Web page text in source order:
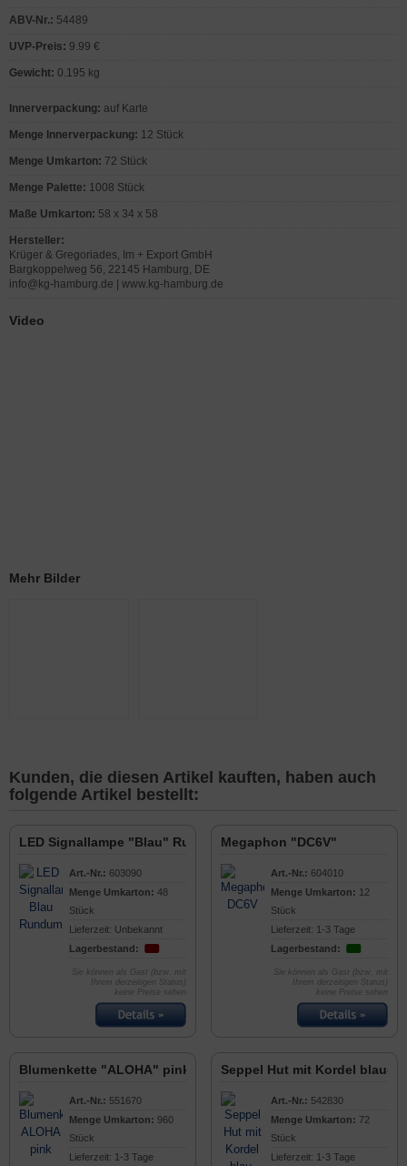
ABV-Nr.: 54489
UVP-Preis: 9.99 €
Gewicht: 0.195 kg
Innerverpackung: auf Karte
Menge Innerverpackung: 12 Stück
Menge Umkarton: 72 Stück
Menge Palette: 1008 Stück
Maße Umkarton: 58 x 34 x 58
Hersteller:
Krüger & Gregoriades, Im + Export GmbH
Bargkoppelweg 56, 22145 Hamburg, DE
info@kg-hamburg.de | www.kg-hamburg.de
Video
Mehr Bilder
Kunden, die diesen Artikel kauften, haben auch
folgende Artikel bestellt:
LED Signallampe "Blau" Rundumlicht
Art.-Nr.: 603090
Menge Umkarton: 48
Stück
Lieferzeit: Unbekannt
Lagerbestand:
Sie können als Gast (bzw. mit
Ihrem derzeitigen Status)
keine Preise sehen
Megaphon "DC6V"
Art.-Nr.: 604010
Menge Umkarton: 12
Stück
Lieferzeit: 1-3 Tage
Lagerbestand:
Sie können als Gast (bzw. mit
Ihrem derzeitigen Status)
keine Preise sehen
Blumenkette "ALOHA" pink
Art.-Nr.: 551670
Menge Umkarton: 960
Stück
Lieferzeit: 1-3 Tage
Seppel Hut mit Kordel blau-
Art.-Nr.: 542830
Menge Umkarton: 72
Stück
Lieferzeit: 1-3 Tage